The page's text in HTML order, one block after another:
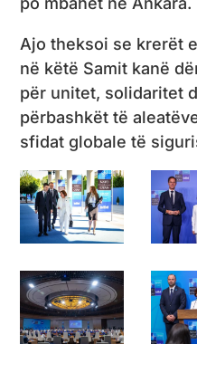
Ajo theksoi se krerët
në këtë Samit kanë
për unitet, solidaritet
përbashkët të
sfidat globale të